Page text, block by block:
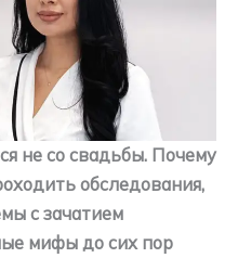
не со свадьбы. Почему
обследования,
с зачатием
мифы до сих пор